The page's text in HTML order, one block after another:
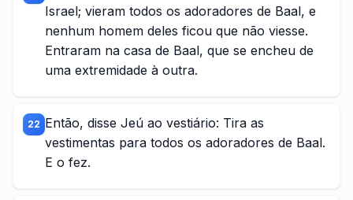
Israel; vieram todos os adoradores de Baal, e
nenhum homem deles ficou que não viesse.
Entraram na casa de Baal, que se encheu de
uma extremidade à outra.
22 Então, disse Jeú ao vestiário: Tira as
vestimentas para todos os adoradores de Baal.
E o fez.